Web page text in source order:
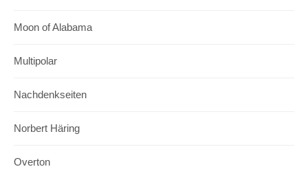
Moon of Alabama
Multipolar
Nachdenkseiten
Norbert Häring
Overton